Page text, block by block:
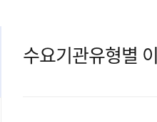
수요기관유형별